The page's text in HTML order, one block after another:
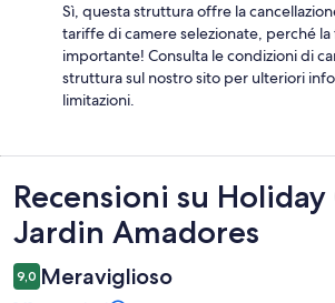
Sì, questa struttura offre la
tariffe di camere selezionate, perché la
importante! Consulta le condizioni di
struttura sul nostro sito per ulteriori
limitazioni.
Recensioni
Recensioni su Holiday
Jardin Amadores
9,0 Meraviglioso